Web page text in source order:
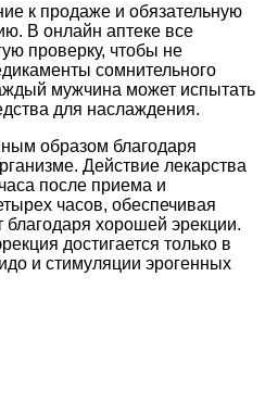
к продаже и обязательную
В онлайн аптеке все
проверку, чтобы не
сомнительного
мужчина может испытать
для наслаждения.
образом благодаря
Действие лекарства
после приема и
часов, обеспечивая
благодаря хорошей эрекции.
достигается только в
и стимуляции эрогенных